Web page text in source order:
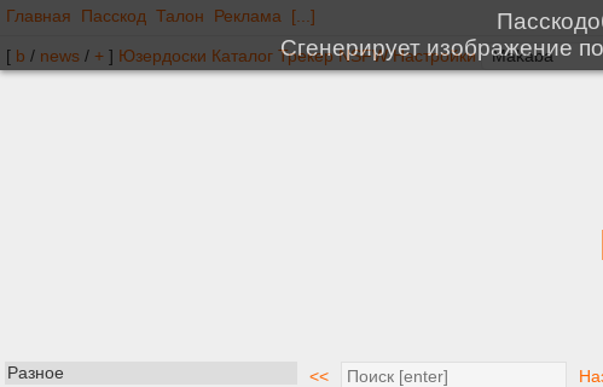
Главная Пасскод Талон Реклама [...]
[ b / news / + ] Юзердоски Каталог Трекер NSFW Настройки
Разное
<<